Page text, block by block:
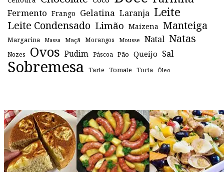
Fermento Frango Gelatina Laranja Leite
Leite Condensado Limão Maizena Manteiga
Margarina Massa Maçã Morangos Mousse Natal Natas
Nozes Ovos Pudim Páscoa Pão Queijo Sal
Sobremesa Tarte Tomate Torta Óleo